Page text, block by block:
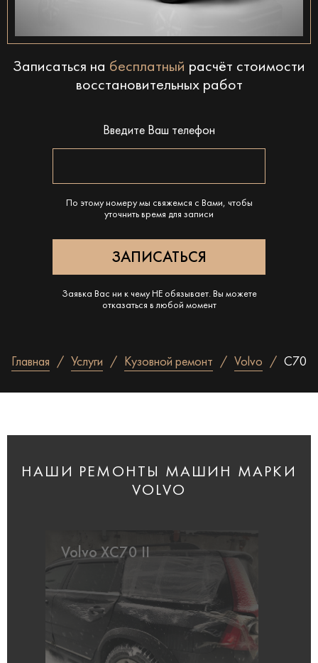
Записаться на бесплатный расчёт стоимости
восстановительных работ
Введите Ваш телефон
По этому номеру мы свяжемся с Вами, чтобы
уточнить время для записи
Заявка Вас ни к чему НЕ обязывает. Вы можете
отказаться в любой момент
Главная Услуги Кузовной ремонт Volvo C70
НАШИ РЕМОНТЫ МАШИН МАРКИ
VOLVO
Volvo XC70 II